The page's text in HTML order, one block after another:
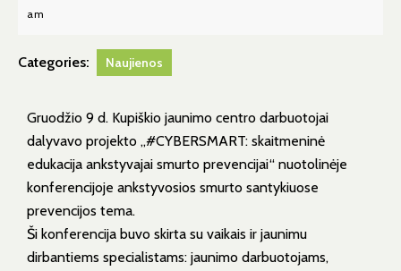
am
Categories: Naujienos
Gruodžio 9 d. Kupiškio jaunimo centro darbuotojai
dalyvavo projekto „#CYBERSMART: skaitmeninė
edukacija ankstyvajai smurto prevencijai“ nuotolinėje
konferencijoje ankstyvosios smurto santykiuose
prevencijos tema.
Ši konferencija buvo skirta su vaikais ir jaunimu
dirbantiems specialistams: jaunimo darbuotojams,